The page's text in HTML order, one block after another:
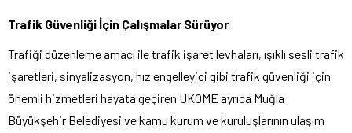
Trafik Güvenliği İçin Çalışmalar Sürüyor
Trafiği düzenleme amacı ile trafik işaret levhaları, ışıklı sesli trafik
işaretleri, sinyalizasyon, hız engelleyici gibi trafik güvenliği için
önemli hizmetleri hayata geçiren UKOME ayrıca Muğla
Büyükşehir Belediyesi ve kamu kurum ve kuruluşlarının ulaşım